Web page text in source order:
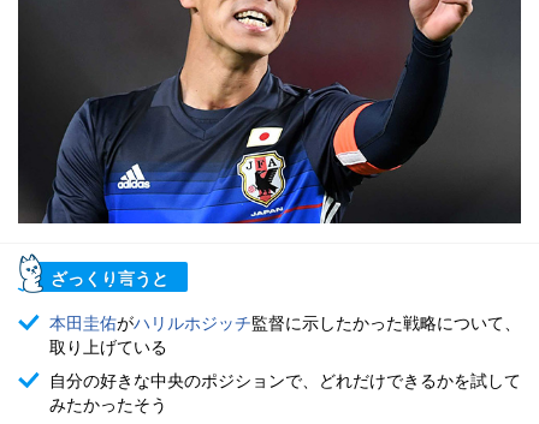
ざっくり言うと
本田圭佑がハリルホジッチ監督に示したかった戦略について、
取り上げている
自分の好きな中央のポジションで、どれだけできるかを試して
みたかったそう